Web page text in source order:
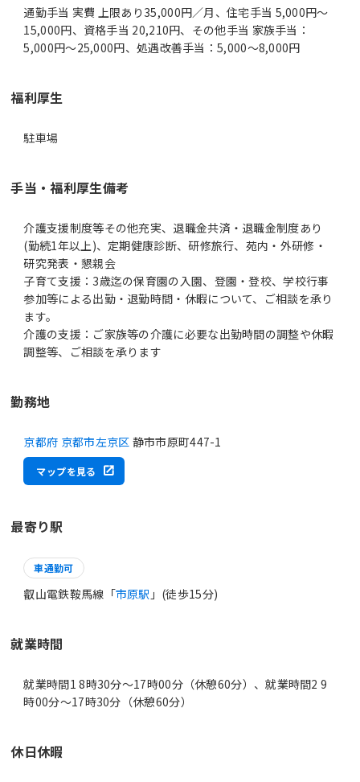
通勤手当 実費 上限あり35,000円／月、住宅手当 5,000円～
15,000円、資格手当 20,210円、その他手当 家族手当：
5,000円～25,000円、処遇改善手当：5,000～8,000円
福利厚生
駐車場
手当・福利厚生備考
介護支援制度等その他充実、退職金共済・退職金制度あり
(勤続1年以上)、定期健康診断、研修旅行、苑内・外研修・
研究発表・懇親会
子育て支援：3歳迄の保育園の入園、登園・登校、学校行事
参加等による出勤・退勤時間・休暇について、ご相談を承り
ます。
介護の支援：ご家族等の介護に必要な出勤時間の調整や休暇
調整等、ご相談を承ります
勤務地
京都府 京都市左京区 静市市原町447-1
マップを見る
最寄り駅
車通勤可
叡山電鉄鞍馬線「市原駅 」(徒歩15分)
就業時間
就業時間1 8時30分〜17時00分（休憩60分）、就業時間2 9
時00分〜17時30分（休憩60分）
休日休暇